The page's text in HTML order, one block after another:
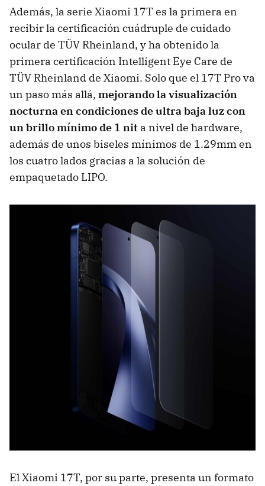
Además, la serie Xiaomi 17T es la primera en
recibir la certificación cuádruple de cuidado
ocular de TÜV Rheinland, y ha obtenido la
primera certificación Intelligent Eye Care de
TÜV Rheinland de Xiaomi. Solo que el 17T Pro va
un paso más allá, mejorando la visualización
nocturna en condiciones de ultra baja luz con
un brillo mínimo de 1 nit a nivel de hardware,
además de unos biseles mínimos de 1.29mm en
los cuatro lados gracias a la solución de
empaquetado LIPO.
El Xiaomi 17T, por su parte, presenta un formato